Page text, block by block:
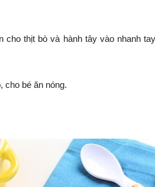
cho thịt bò và hành tây vào nhanh
cho bé ăn nóng.